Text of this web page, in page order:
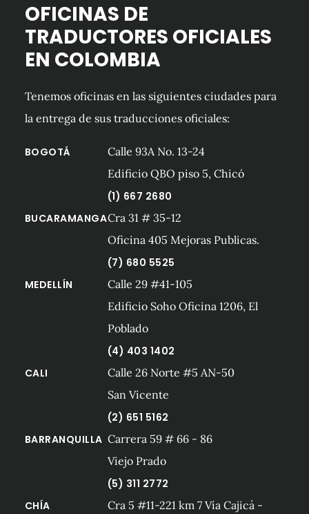
OFICINAS DE
TRADUCTORES OFICIALES
EN COLOMBIA
Tenemos oficinas en las siguientes ciudades para
la entrega de sus traducciones oficiales:
BOGOTÁ
Calle 93A No. 13-24
Edificio QBO piso 5, Chicó
(1) 667 2680
BUCARAMANGACra 31 # 35-12
Oficina 405 Mejoras Publicas.
(7) 680 5525
MEDELLÍN
Calle 29 #41-105
Edificio Soho Oficina 1206, El
Poblado
(4) 403 1402
CALI
Calle 26 Norte #5 AN-50
San Vicente
(2) 651 5162
BARRANQUILLA Carrera 59 # 66 - 86
Viejo Prado
(5) 311 2772
CHÍA
Cra 5 #11-221 km 7 Vía Cajicá -